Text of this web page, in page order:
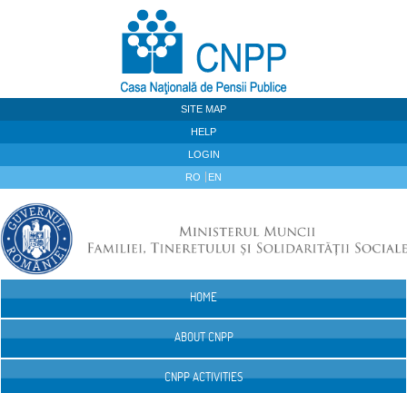
SITE MAP
HELP
LOGIN
RO EN
HOME
ABOUT CNPP
CNPP ACTIVITIES